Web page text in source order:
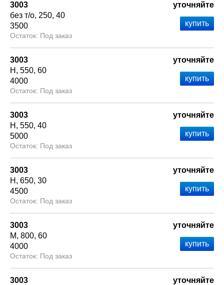
3003
без т/о 250 40
3500
Под заказ
уточняйте
3003
Н
550 60
4000
Под заказ
уточняйте
3003
Н
550 40
5000
Под заказ
уточняйте
3003
Н
650 30
4500
Под заказ
уточняйте
3003
М 800 60
4000
Под заказ
уточняйте
3003
уточняйте